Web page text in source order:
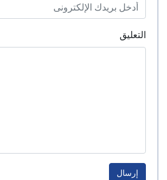
التعليق
إرسال